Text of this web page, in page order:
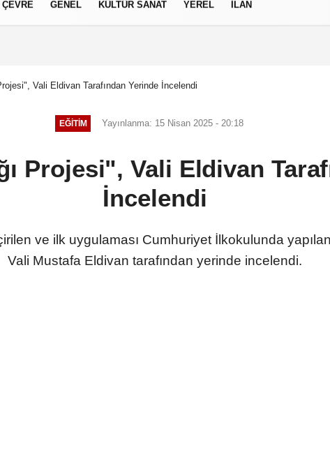
İlkeleri
ÇEVRE GENEL KÜLTÜR SANAT YEREL İLAN
Vali Eldivan Tarafından Yerinde İncelendi
EĞITIM Yayınlanma: 15 Nisan 2025 - 20:18
Projesi", Vali Eldivan
İncelendi
ve ilk uygulaması Cumhuriyet İlkokulunda
Vali Mustafa Eldivan tarafından yerinde incelendi.